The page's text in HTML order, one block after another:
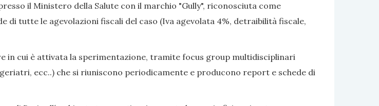
il Ministero della Salute con il marchio "Gully", riconosciuta come
di tutte le agevolazioni fiscali del caso (Iva agevolata 4%, detraibilità fiscale,
in cui è attivata la sperimentazione, tramite focus group multidisciplinari
ecc..) che si riuniscono periodicamente e producono report e schede di